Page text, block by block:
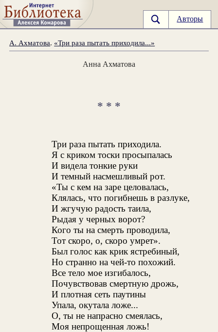
Авторы
А. Ахматова. «Три раза пытать приходила...»
Анна Ахматова
* * *
Три раза пытать приходила.
Я с криком тоски просыпалась
И видела тонкие руки
И темный насмешливый рот.
«Ты с кем на заре целовалась,
Клялась, что погибнешь в разлуке,
И жгучую радость таила,
Рыдая у черных ворот?
Кого ты на смерть проводила,
Тот скоро, о, скоро умрет».
Был голос как крик ястребиный,
Но странно на чей-то похожий.
Все тело мое изгибалось,
Почувствовав смертную дрожь,
И плотная сеть паутины
Упала, окутала ложе...
О, ты не напрасно смеялась,
Моя непрощенная ложь!